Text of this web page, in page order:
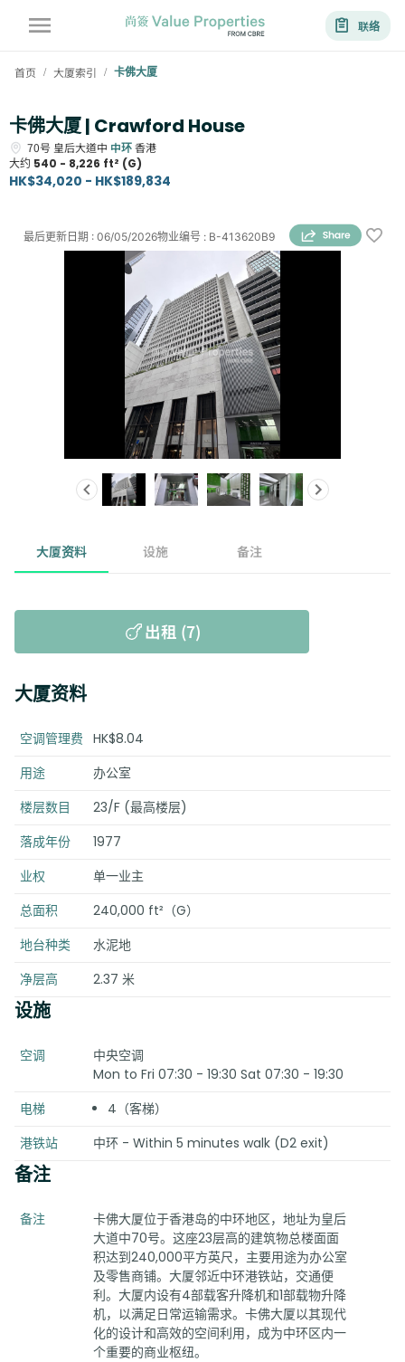
联络
首页 / 大厦索引 / 卡佛大厦
卡佛大厦 | Crawford House
70号 皇后大道中 中环香港
大约 540 - 8,226 ft² (G)
HK$34,020 - HK$189,834
物业编号 : B-413620B9
最后更新日期 : 06/05/2026
大厦资料 设施 备注
出租 (7)
大厦资料
空调管理费 HK$8.04
用途
办公室
楼层数目
23/F (最高楼层)
落成年份
1977
业权
单一业主
总面积
240,000 ft²（G）
地台种类
水泥地
净层高
2.37 米
设施
空调
中央空调
Mon to Fri 07:30 - 19:30 Sat 07:30 - 19:30
电梯
4（客梯）
港铁站
中环 - Within 5 minutes walk (D2 exit)
备注
备注
卡佛大厦位于香港岛的中环地区，地址为皇后
大道中70号。这座23层高的建筑物总楼面面
积达到240,000平方英尺，主要用途为办公室
及零售商铺。大厦邻近中环港铁站，交通便
利。大厦内设有4部载客升降机和1部载物升降
机，以满足日常运输需求。卡佛大厦以其现代
化的设计和高效的空间利用，成为中环区内一
个重要的商业枢纽。